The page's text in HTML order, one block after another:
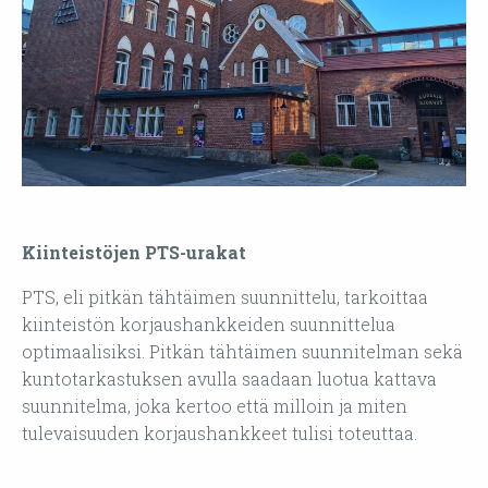
Kiinteistöjen PTS-urakat
PTS, eli pitkän tähtäimen suunnittelu, tarkoittaa
kiinteistön korjaushankkeiden suunnittelua
optimaalisiksi. Pitkän tähtäimen suunnitelman sekä
kuntotarkastuksen avulla saadaan luotua kattava
suunnitelma, joka kertoo että milloin ja miten
tulevaisuuden korjaushankkeet tulisi toteuttaa.